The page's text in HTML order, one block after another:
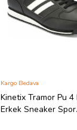
Kinetix Tramor Pu 4
Erkek Sneaker Spor
Kargo Bedava